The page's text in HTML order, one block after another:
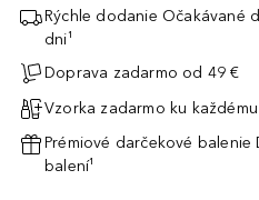
Rýchle dodanie Očakávané
dni¹
Doprava zadarmo od 49 €
Vzorka zadarmo ku každému
Prémiové darčekové
balení¹